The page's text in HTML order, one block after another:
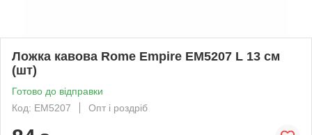
Ложка кавова Rome Empire EM5207 L 13 см
(шт)
Готово до відправки
Код: EM5207
Опт і роздріб